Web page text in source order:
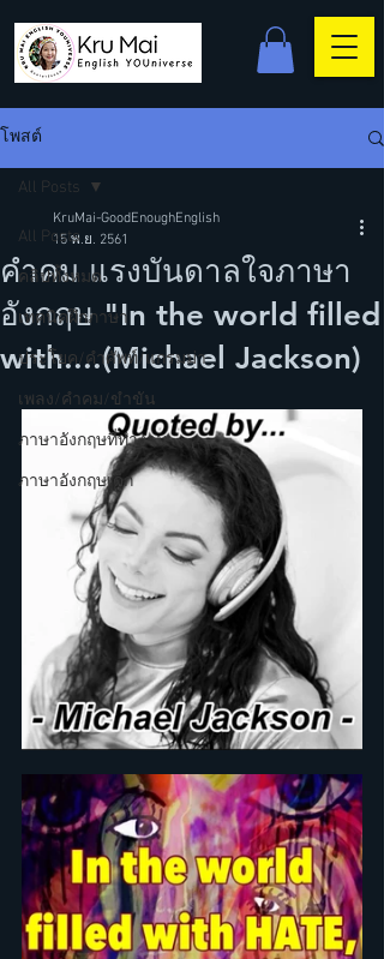
โพสต์
All Posts
คลิปทั้งหมด
เทคนิคฝึกภาษา
ประโยค/คำศัพท์/แกรมม่า
เพลง/คำคม/ขำขัน
ภาษาอังกฤษที่ทำงาน
ภาษาอังกฤษเด็ก
All Posts
คำคม แรงบันดาลใจภาษา
อังกฤษ "In the world filled
with....(Michael Jackson)
KruMai-GoodEnoughEnglish
15 พ.ย. 2561